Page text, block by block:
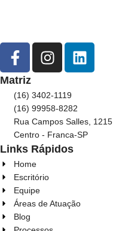
Matriz
(16) 3402-1119
(16) 99958-8282
Rua Campos Salles, 1215
Centro - Franca-SP
Links Rápidos
Home
Escritório
Equipe
Áreas de Atuação
Blog